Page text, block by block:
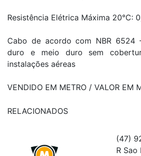
Resistência Elétrica Máxima 20°C:
Cabo de acordo com NBR 6524
duro e meio duro sem
instalações aéreas
VENDIDO EM METRO / VALOR EM
RELACIONADOS
(47)
R Sao